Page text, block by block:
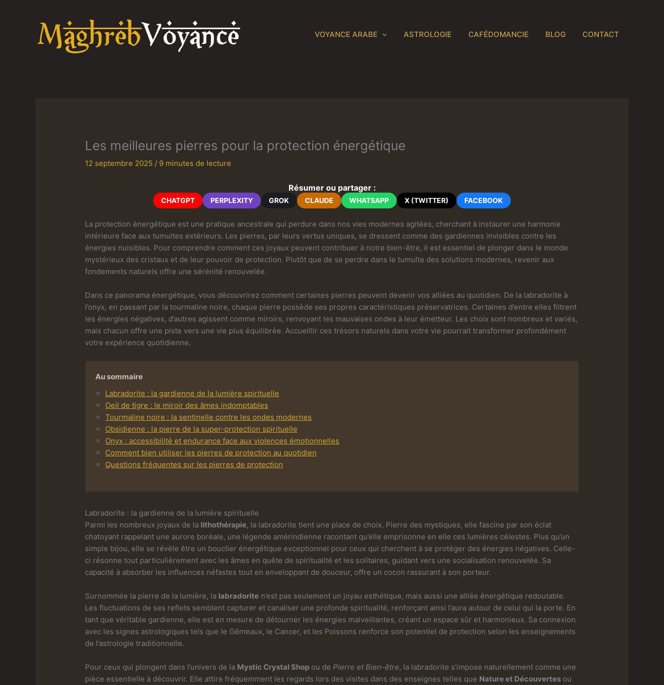
VOYANCE ARABE ASTROLOGIE CAFÉDOMANCIE BLOG CONTACT
Les meilleures pierres pour la protection énergétique
12 septembre 2025 / 9 minutes de lecture
Résumer ou partager :
CHATGPT PERPLEXITY GROK CLAUDE WHATSAPP X (TWITTER) FACEBOOK
La protection énergétique est une pratique ancestrale qui perdure dans nos vies modernes agitées, cherchant à instaurer une harmonie
intérieure face aux tumultes extérieurs. Les pierres, par leurs vertus uniques, se dressent comme des gardiennes invisibles contre les
énergies nuisibles. Pour comprendre comment ces joyaux peuvent contribuer à notre bien-être, il est essentiel de plonger dans le monde
mystérieux des cristaux et de leur pouvoir de protection. Plutôt que de se perdre dans le tumulte des solutions modernes, revenir aux
fondements naturels offre une sérénité renouvelée.
Dans ce panorama énergétique, vous découvrirez comment certaines pierres peuvent devenir vos alliées au quotidien. De la labradorite à
l’onyx, en passant par la tourmaline noire, chaque pierre possède ses propres caractéristiques préservatrices. Certaines d’entre elles filtrent
les énergies négatives, d’autres agissent comme miroirs, renvoyant les mauvaises ondes à leur émetteur. Les choix sont nombreux et variés,
mais chacun offre une piste vers une vie plus équilibrée. Accueillir ces trésors naturels dans votre vie pourrait transformer profondément
votre expérience quotidienne.
Au sommaire
Labradorite : la gardienne de la lumière spirituelle
Oeil de tigre : le miroir des âmes indomptables
Tourmaline noire : la sentinelle contre les ondes modernes
Obsidienne : la pierre de la super-protection spirituelle
Onyx : accessibilité et endurance face aux violences émotionnelles
Comment bien utiliser les pierres de protection au quotidien
Questions fréquentes sur les pierres de protection
Labradorite : la gardienne de la lumière spirituelle
Parmi les nombreux joyaux de la lithothérapie, la labradorite tient une place de choix. Pierre des mystiques, elle fascine par son éclat
chatoyant rappelant une aurore boréale, une légende amérindienne racontant qu’elle emprisonne en elle ces lumières célestes. Plus qu’un
simple bijou, elle se révèle être un bouclier énergétique exceptionnel pour ceux qui cherchent à se protéger des énergies négatives. Celle-
ci résonne tout particulièrement avec les âmes en quête de spiritualité et les solitaires, guidant vers une socialisation renouvelée. Sa
capacité à absorber les influences néfastes tout en enveloppant de douceur, offre un cocon rassurant à son porteur.
Surnommée la pierre de la lumière, la labradorite n’est pas seulement un joyau esthétique, mais aussi une alliée énergétique redoutable.
Les fluctuations de ses reflets semblent capturer et canaliser une profonde spiritualité, renforçant ainsi l’aura autour de celui qui la porte. En
tant que véritable gardienne, elle est en mesure de détourner les énergies malveillantes, créant un espace sûr et harmonieux. Sa connexion
avec les signes astrologiques tels que le Gémeaux, le Cancer, et les Poissons renforce son potentiel de protection selon les enseignements
de l’astrologie traditionnelle.
Pour ceux qui plongent dans l’univers de la Mystic Crystal Shop ou de Pierre et Bien-être, la labradorite s’impose naturellement comme une
pièce essentielle à découvrir. Elle attire fréquemment les regards lors des visites dans des enseignes telles que Nature et Découvertes ou